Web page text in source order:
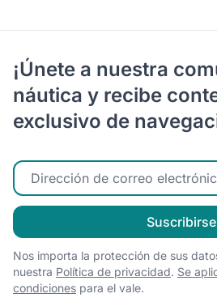
¡Únete a nuestra
náutica y recibe
exclusivo de
Ingrese su correo electrónico
Suscribirse
Nos importa la protección de sus
nuestra Política de privacidad. Se
condiciones para el vale.